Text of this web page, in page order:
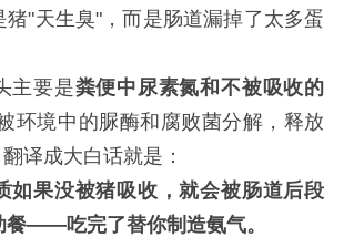
猪"天生臭"，而是肠道漏掉了太多蛋
主要是粪便中尿素氮和不被吸收的
环境中的脲酶和腐败菌分解，释放
译成大白话就是：
如果没被猪吸收，就会被肠道后段
餐——吃完了替你制造氨气。